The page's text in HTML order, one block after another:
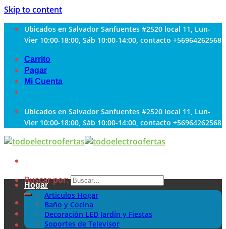
Skip to content
Ubicados en Salvador Sanfuentes #2520 local 11, Lun-
Vier 10:00-18:00, Sáb 10:00-14:00, contacto +56964262568
Carrito
Pagar
Mi Cuenta
Ubicados en Salvador Sanfuentes #2520 local 11, Lun-
Vier 10:00-18:00, Sáb 10:00-14:00, contacto +56964262568
Buscar por:
Hogar
Articulos Hogar
Baño y Cocina
Decoración LED Jardín y Fiestas
Soportes de Televisor